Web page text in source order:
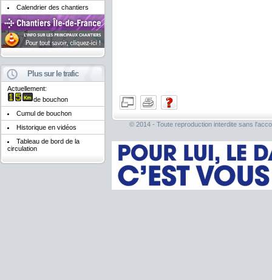
Calendrier des chantiers
Plus sur le trafic
Actuellement:
de bouchon
Cumul de bouchon
Historique en vidéos
Tableau de bord de la
circulation
© 2014 - Toute reproduction interdite sans